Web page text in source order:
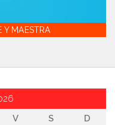
Y MAESTRA
V S
D